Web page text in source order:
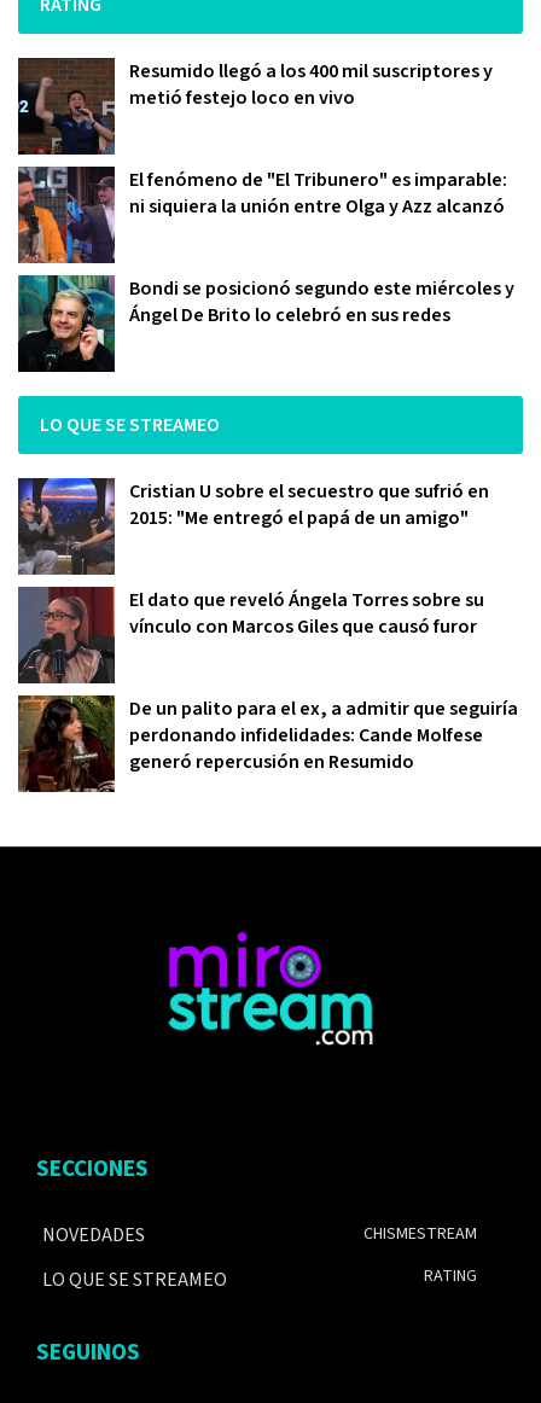
Resumido llegó a los 400 mil suscriptores y
metió festejo loco en vivo
El fenómeno de "El Tribunero" es imparable:
ni siquiera la unión entre Olga y Azz alcanzó
Bondi se posicionó segundo este miércoles y
Ángel De Brito lo celebró en sus redes
LO QUE SE STREAMEO
Cristian U sobre el secuestro que sufrió en
2015: "Me entregó el papá de un amigo"
El dato que reveló Ángela Torres sobre su
vínculo con Marcos Giles que causó furor
De un palito para el ex, a admitir que seguiría
perdonando infidelidades: Cande Molfese
generó repercusión en Resumido
SECCIONES
NOVEDADES
LO QUE SE STREAMEO
CHISMESTREAM
RATING
SEGUINOS